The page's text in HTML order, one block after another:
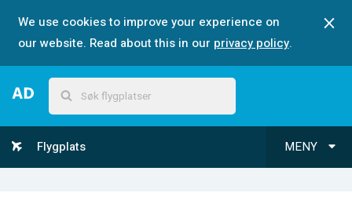
We use cookies to improve your experience on
our website. Read about this in our privacy policy.
MENY
Flygplats